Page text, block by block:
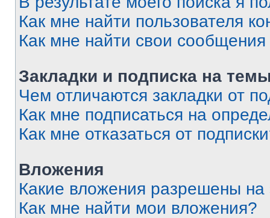
Как мне найти пользователя
Как мне найти свои
Закладки и подписка на
Чем отличаются закладки от
Как мне подписаться на
Как мне отказаться от
Вложения
Какие вложения разрешены
Как мне найти мои вложения?